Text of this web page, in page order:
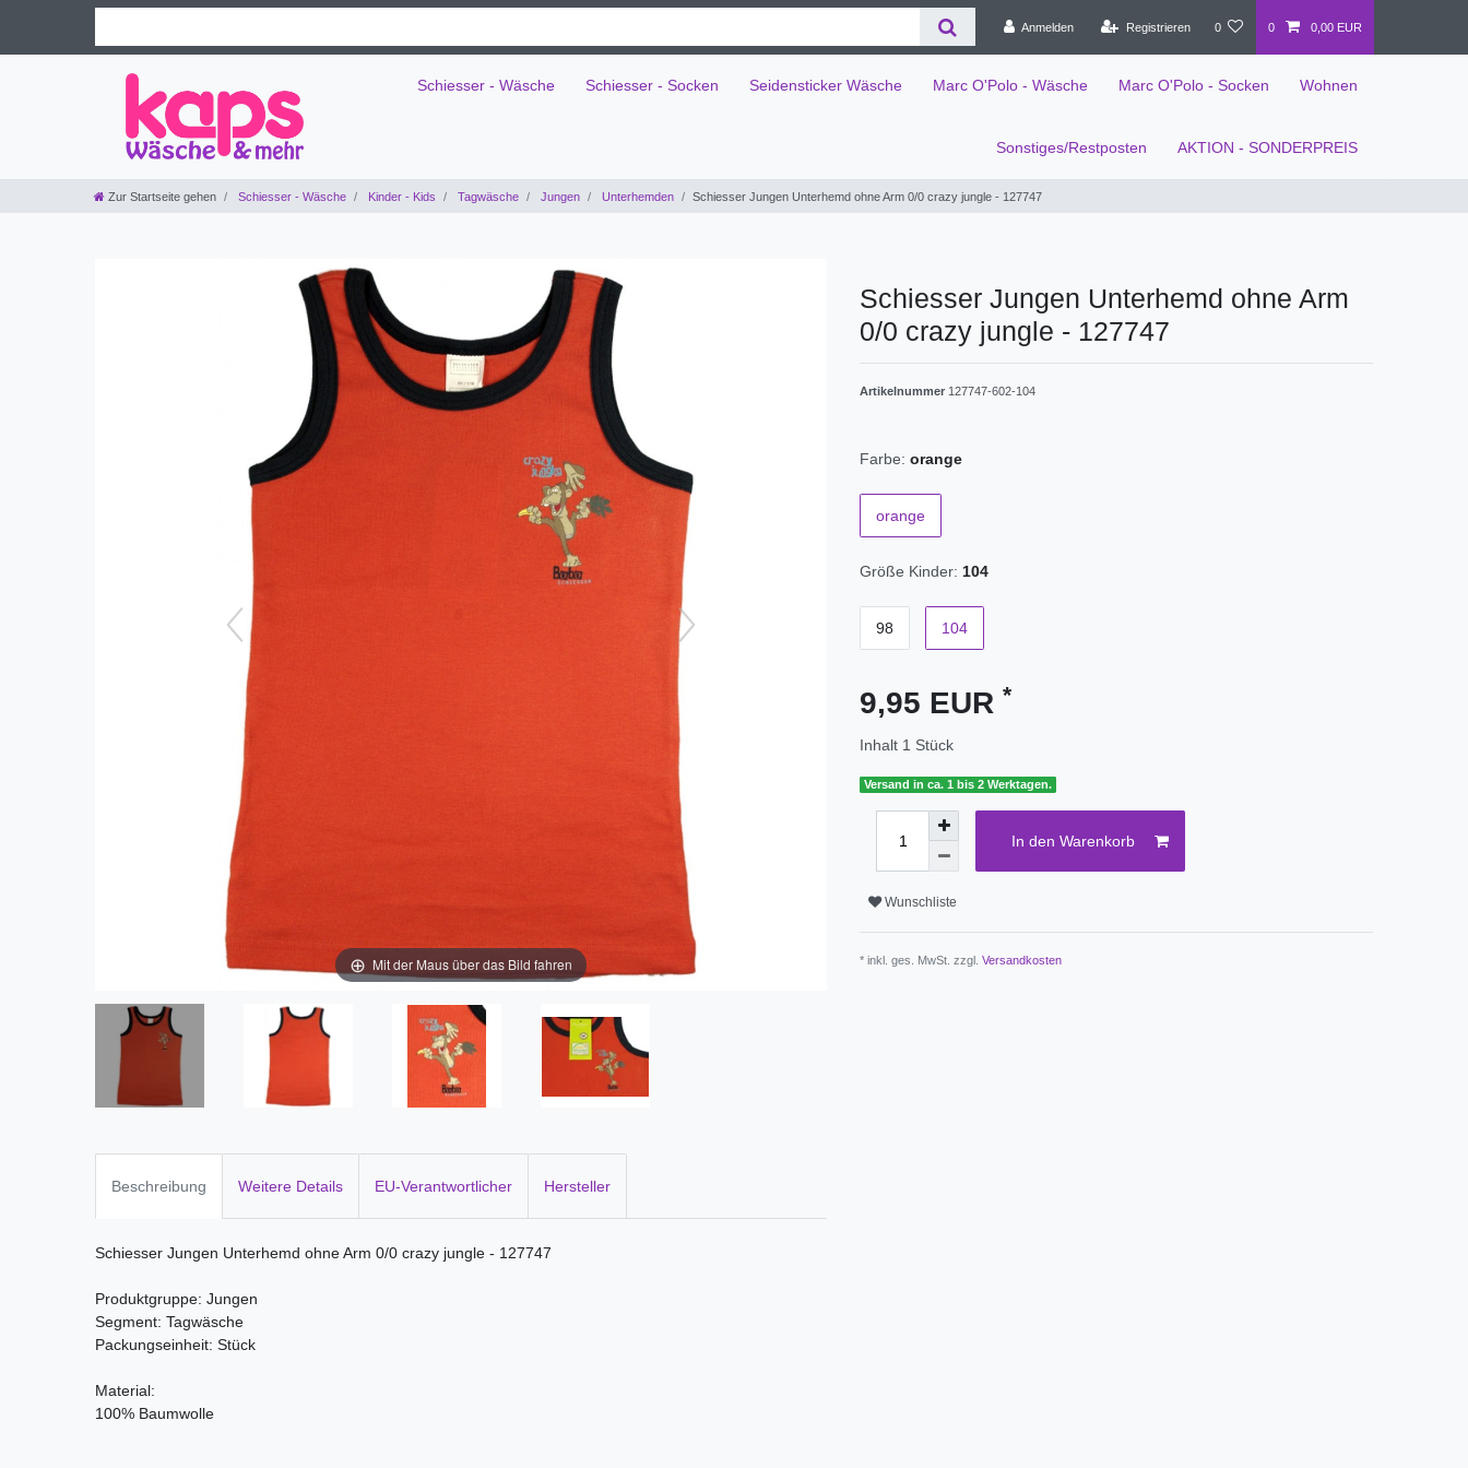
Anmelden Registrieren 0 0 0,00 EUR
Schiesser - Wäsche Schiesser - Socken Seidensticker Wäsche Marc O'Polo - Wäsche Marc O'Polo - Socken Wohnen
Sonstiges/Restposten AKTION - SONDERPREIS
Zur Startseite gehen Schiesser - Wäsche Kinder - Kids Tagwäsche Jungen Unterhemden Schiesser Jungen Unterhemd ohne Arm 0/0 crazy jungle - 127747
Mit der Maus über das Bild fahren
Schiesser Jungen Unterhemd ohne Arm
0/0 crazy jungle - 127747
Artikelnummer 127747-602-104
Farbe: orange
orange
Größe Kinder: 104
98 104
9,95 EUR *
Inhalt 1 Stück
Versand in ca. 1 bis 2 Werktagen.
In den Warenkorb
Wunschliste
* inkl. ges. MwSt. zzgl. Versandkosten
Beschreibung Weitere Details EU-Verantwortlicher Hersteller
Schiesser Jungen Unterhemd ohne Arm 0/0 crazy jungle - 127747
Produktgruppe: Jungen
Segment: Tagwäsche
Packungseinheit: Stück
Material:
100% Baumwolle